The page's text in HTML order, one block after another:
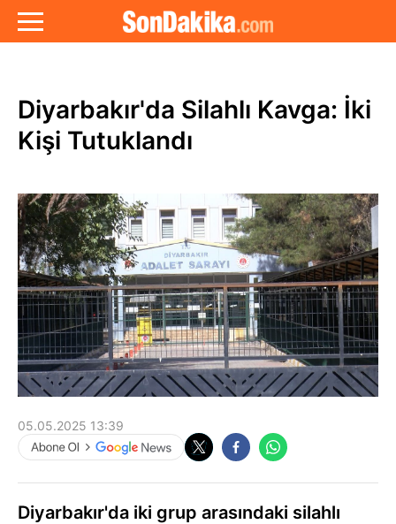
Diyarbakır'da Silahlı Kavga: İki
Kişi Tutuklandı
05.05.2025 13:39
Diyarbakır'da iki grup arasındaki silahlı